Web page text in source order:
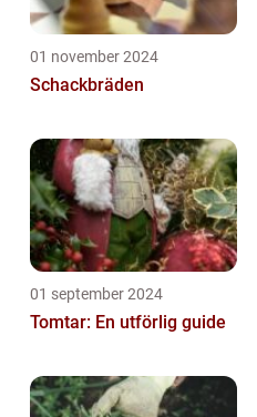
01 november 2024
Schackbräden
01 september 2024
Tomtar: En utförlig guide